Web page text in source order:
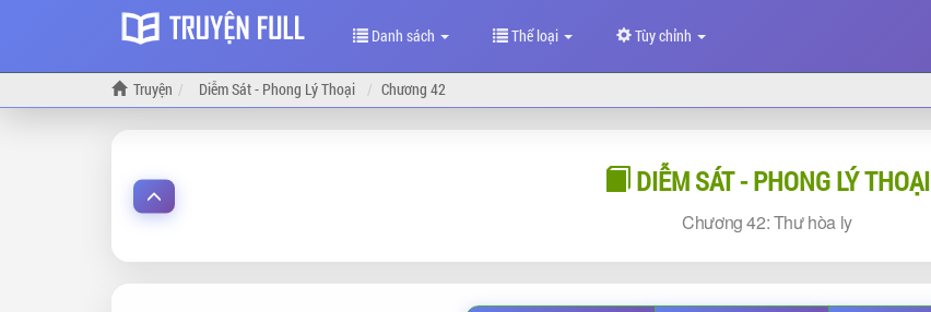
Danh sách Thể loại Tùy chỉnh
Truyện Diễm Sát - Phong Lý Thoại Chương 42
DIỄM SÁT - PHONG LÝ THOẠI
Chương42: Thư hòa ly